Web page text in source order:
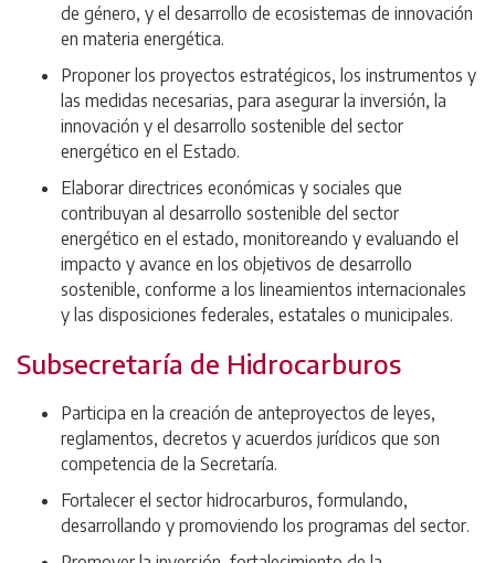
de género, y el desarrollo de ecosistemas de innovación
en materia energética.
Proponer los proyectos estratégicos, los instrumentos y
las medidas necesarias, para asegurar la inversión, la
innovación y el desarrollo sostenible del sector
energético en el Estado.
Elaborar directrices económicas y sociales que
contribuyan al desarrollo sostenible del sector
energético en el estado, monitoreando y evaluando el
impacto y avance en los objetivos de desarrollo
sostenible, conforme a los lineamientos internacionales
y las disposiciones federales, estatales o municipales.
Subsecretaría de Hidrocarburos
Participa en la creación de anteproyectos de leyes,
reglamentos, decretos y acuerdos jurídicos que son
competencia de la Secretaría.
Fortalecer el sector hidrocarburos, formulando,
desarrollando y promoviendo los programas del sector.